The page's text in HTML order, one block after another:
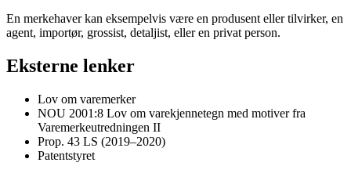
En merkehaver kan eksempelvis være en produsent eller tilvirker, en
agent, importør, grossist, detaljist, eller en privat person.
Eksterne lenker
Lov om varemerker
NOU 2001:8 Lov om varekjennetegn med motiver fra
Varemerkeutredningen II
Prop. 43 LS (2019–2020)
Patentstyret